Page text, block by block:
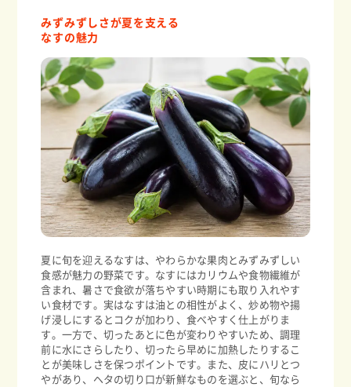
みずみずしさが夏を支える
なすの魅力
夏に旬を迎えるなすは、やわらかな果肉とみずみずしい
食感が魅力の野菜です。なすにはカリウムや食物繊維が
含まれ、暑さで食欲が落ちやすい時期にも取り入れやす
い食材です。実はなすは油との相性がよく、炒め物や揚
げ浸しにするとコクが加わり、食べやすく仕上がりま
す。一方で、切ったあとに色が変わりやすいため、調理
前に水にさらしたり、切ったら早めに加熱したりするこ
とが美味しさを保つポイントです。また、皮にハリとつ
やがあり、ヘタの切り口が新鮮なものを選ぶと、旬なら